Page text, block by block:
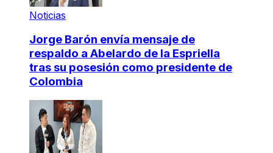
Noticias
Jorge Barón envía mensaje de
respaldo a Abelardo de la Espriella
tras su posesión como presidente de
Colombia